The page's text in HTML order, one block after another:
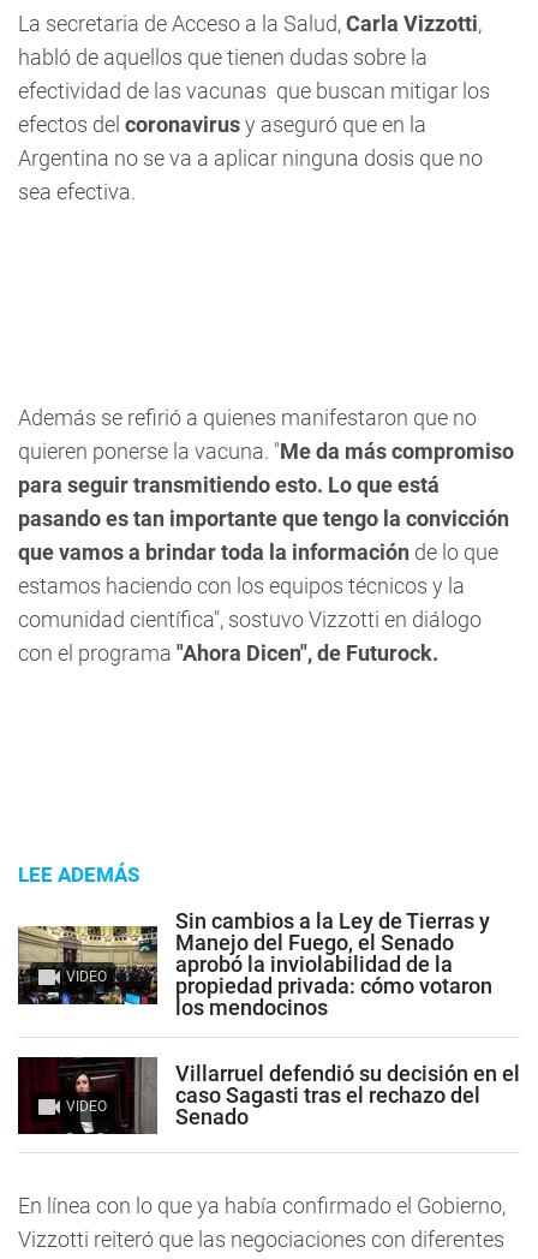
La secretaria de Acceso a la Salud,Carla Vizzotti,
habló de aquellos que tienen dudas sobre la
efectividad de las vacunas que buscan mitigar los
efectos del coronavirusy aseguró que en la
Argentina no se va a aplicar ninguna dosis que no
sea efectiva.
Además se refirió a quienes manifestaron que no
quieren ponerse la vacuna. "Me da más compromiso
para seguir transmitiendo esto. Lo que está
pasando es tan importante que tengo la convicción
que vamos a brindar toda la información de lo que
estamos haciendo con los equipos técnicos y la
comunidad científica", sostuvo Vizzotti en diálogo
con el programa "Ahora Dicen", de Futurock.
LEE ADEMÁS
VIDEO
Sin cambios a la Ley de Tierras y
Manejo del Fuego, el Senado
aprobó la inviolabilidad de la
propiedad privada: cómo votaron
los mendocinos
VIDEO
Villarruel defendió su decisión en el
caso Sagasti tras el rechazo del
Senado
En línea con lo que ya había confirmado el Gobierno,
Vizzotti reiteró que las negociaciones con diferentes